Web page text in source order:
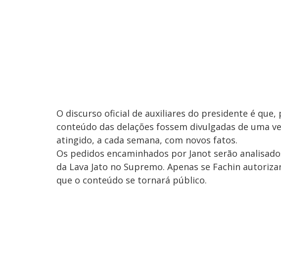
O discurso oficial de auxiliares do presidente é
conteúdo das delações fossem divulgadas de uma
atingido, a cada semana, com novos fatos.
Os pedidos encaminhados por Janot serão
da Lava Jato no Supremo. Apenas se Fachin
que o conteúdo se tornará público.